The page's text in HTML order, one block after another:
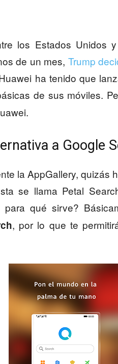
los Estados Unidos
de un mes, Trump
ha tenido que
de sus móviles.
a Google
la AppGallery, quizás
se llama Petal
qué sirve?
, por lo que te